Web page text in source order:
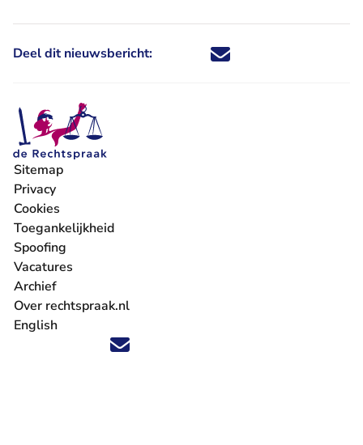
Deel dit nieuwsbericht: Deel dit nieuwsbericht via X -
Deel dit nieuwsbericht via
Deel dit nieuwsbericht
Deel dit
Volg ons op X (Twitter) - U verlaat Rechtspraak.nl
Volg ons op Facebook - U verlaat Rechtspraak.nl
Volg ons op Instagram - U verlaat Rechtspraak.nl
Volg ons op Youtube - U verlaat Rechtspraak.nl
Volg ons op LinkedIn - U verlaat
'Blijf op de hoogte' nieuwsbrief - U verlaat
Sitemap
Privacy
Cookies
Toegankelijkheid
Spoofing
Vacatures
- U verlaat Rechtspraak.nl
Archief
Over rechtspraak.nl
English